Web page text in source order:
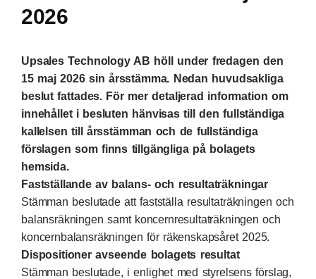
2026
Upsales Technology AB höll under fredagen den
15 maj 2026 sin årsstämma. Nedan huvudsakliga
beslut fattades. För mer detaljerad information om
innehållet i besluten hänvisas till den fullständiga
kallelsen till årsstämman och de fullständiga
förslagen som finns tillgängliga på bolagets
hemsida.
Fastställande av balans- och resultaträkningar
Stämman beslutade att fastställa resultaträkningen och
balansräkningen samt koncernresultaträkningen och
koncernbalansräkningen för räkenskapsåret 2025.
Dispositioner avseende bolagets resultat
Stämman beslutade, i enlighet med styrelsens förslag,